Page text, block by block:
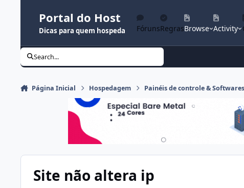
Portal do Host
Dicas para quem hospeda FórunsRegrasBrowse Activity
Search...
Página Inicial Hospedagem Painéis de controle & Softwares
Site não altera ip